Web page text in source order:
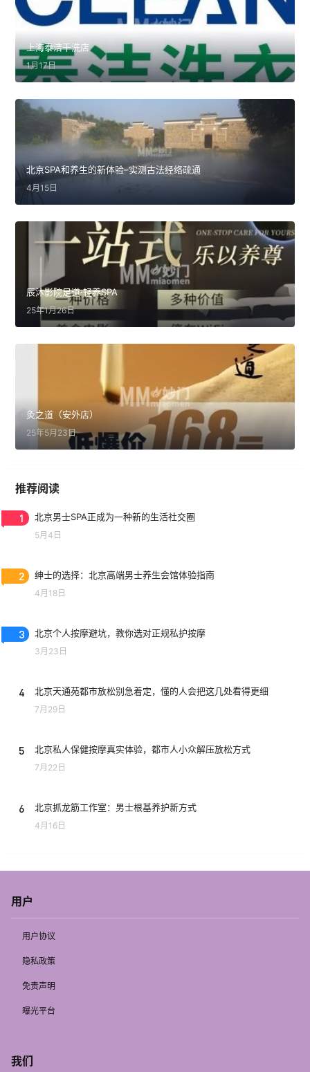
上海泰洁干洗店
1月17日
北京SPA和养生的新体验–实测古法经络疏通
4月15日
辰沐影院足道·轻养SPA
25年1月26日
灸之道（安外店）
25年5月23日
推荐阅读
1 北京男士SPA正成为一种新的生活社交圈
5月4日
2 绅士的选择：北京高端男士养生会馆体验指南
4月18日
3 北京个人按摩避坑，教你选对正规私护按摩
3月23日
4 北京天通苑都市放松别急着定，懂的人会把这几处看得更细
7月29日
5 北京私人保健按摩真实体验，都市人小众解压放松方式
7月22日
6 北京抓龙筋工作室：男士根基养护新方式
4月16日
用户
用户协议
隐私政策
免责声明
曝光平台
我们